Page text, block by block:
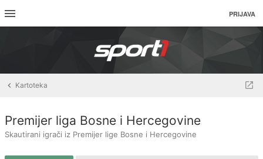
PRIJAVA
Kartoteka
Premijer liga Bosne i Hercegovine
Skautirani igrači iz Premijer lige Bosne i Hercegovine